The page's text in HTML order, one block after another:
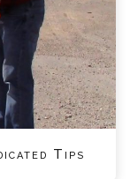
Tips